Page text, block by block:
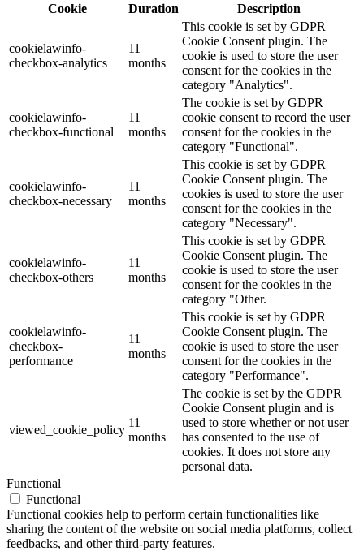
Cookie
Duration Description
cookielawinfo-
checkbox-analytics
11
months
This cookie is set by GDPR
Cookie Consent plugin. The
cookie is used to store the user
consent for the cookies in the
category "Analytics".
cookielawinfo-
checkbox-functional
11
months
The cookie is set by GDPR
cookie consent to record the user
consent for the cookies in the
category "Functional".
cookielawinfo-
checkbox-necessary
11
months
This cookie is set by GDPR
Cookie Consent plugin. The
cookies is used to store the user
consent for the cookies in the
category "Necessary".
cookielawinfo-
checkbox-others
11
months
This cookie is set by GDPR
Cookie Consent plugin. The
cookie is used to store the user
consent for the cookies in the
category "Other.
cookielawinfo-
checkbox-
performance
11
months
This cookie is set by GDPR
Cookie Consent plugin. The
cookie is used to store the user
consent for the cookies in the
category "Performance".
viewed_cookie_policy
11
months
The cookie is set by the GDPR
Cookie Consent plugin and is
used to store whether or not user
has consented to the use of
cookies. It does not store any
personal data.
Functional
Functional
Functional cookies help to perform certain functionalities like
sharing the content of the website on social media platforms, collect
feedbacks, and other third-party features.